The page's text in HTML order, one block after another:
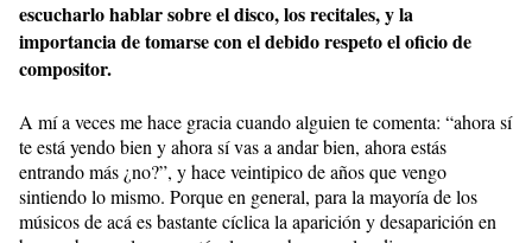
escucharlo hablar sobre el disco, los recitales, y la
importancia de tomarse con el debido respeto el oficio de
compositor.
A mí a veces me hace gracia cuando alguien te comenta: “ahora sí
te está yendo bien y ahora sí vas a andar bien, ahora estás
entrando más ¿no?”, y hace veintipico de años que vengo
sintiendo lo mismo. Porque en general, para la mayoría de los
músicos de acá es bastante cíclica la aparición y desaparición en